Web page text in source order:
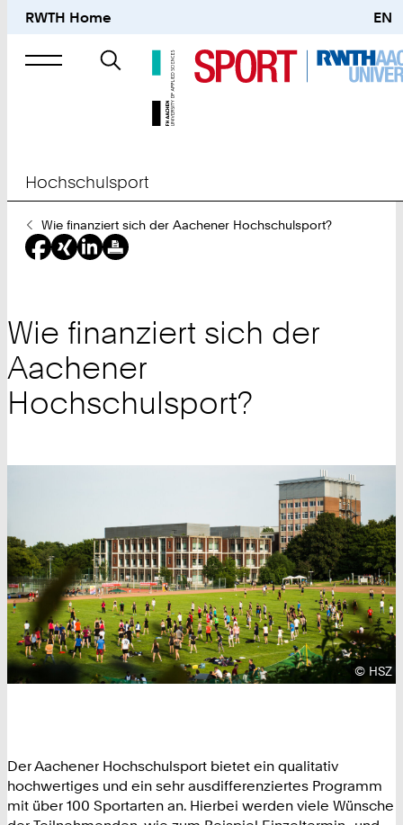
RWTH Home EN
Suche
nach
Hochschulsport
Sie
sind
hier:
Wie finanziert sich der Aachener Hochschulsport?
Wie finanziert sich der
Aachener
Hochschulsport?
© HSZ
Der Aachener Hochschulsport bietet ein qualitativ
hochwertiges und ein sehr ausdifferenziertes Programm
mit über 100 Sportarten an. Hierbei werden viele Wünsche